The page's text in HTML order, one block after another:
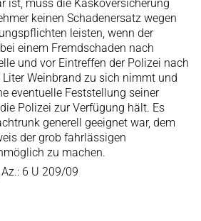
ist, muss die Kaskoversicherung
keinen Schadenersatz wegen
leisten, wenn der
einem Fremdschaden nach
und vor Eintreffen der Polizei nach
Weinbrand zu sich nimmt und
eventuelle Feststellung seiner
Polizei zur Verfügung hält. Es
generell geeignet war, dem
der grob fahrlässigen
zu machen.
6 U 209/09